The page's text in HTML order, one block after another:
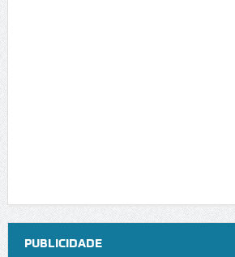
PUBLICIDADE